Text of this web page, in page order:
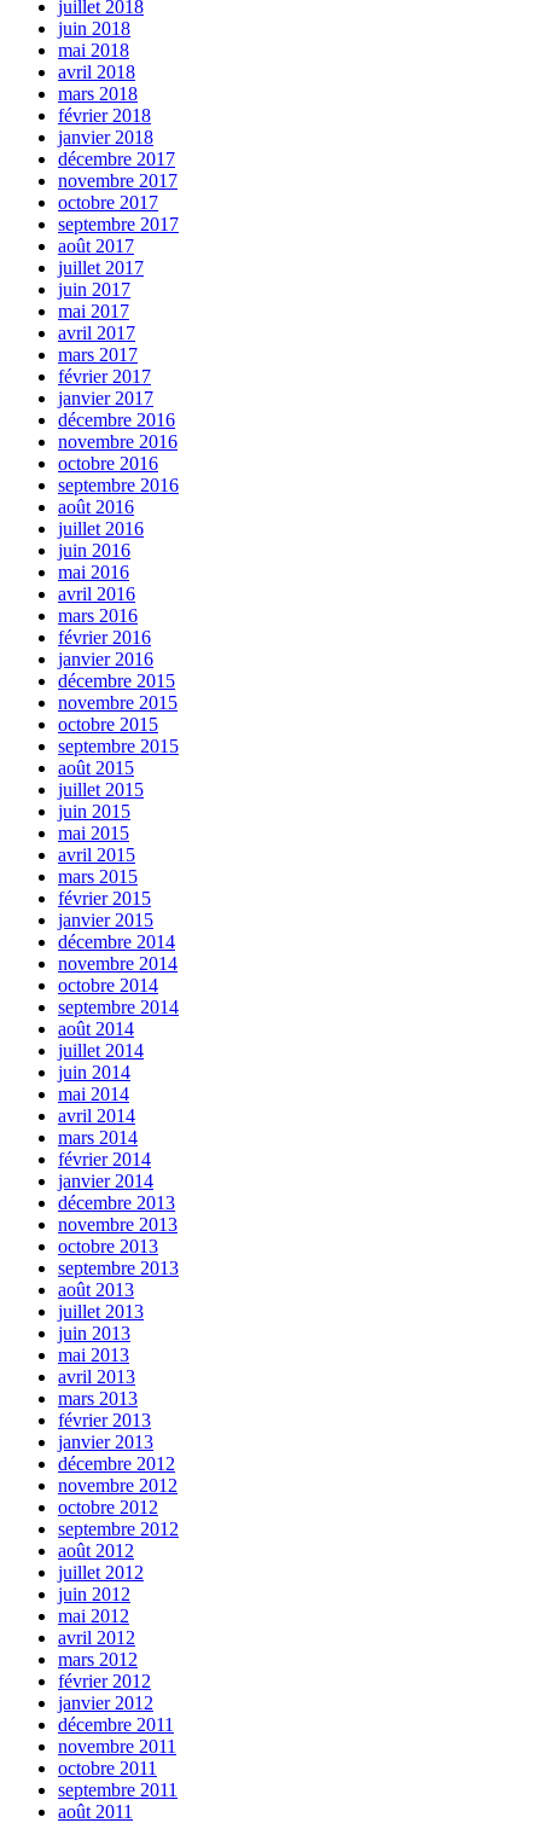
juillet 2018
juin 2018
mai 2018
avril 2018
mars 2018
février 2018
janvier 2018
décembre 2017
novembre 2017
octobre 2017
septembre 2017
août 2017
juillet 2017
juin 2017
mai 2017
avril 2017
mars 2017
février 2017
janvier 2017
décembre 2016
novembre 2016
octobre 2016
septembre 2016
août 2016
juillet 2016
juin 2016
mai 2016
avril 2016
mars 2016
février 2016
janvier 2016
décembre 2015
novembre 2015
octobre 2015
septembre 2015
août 2015
juillet 2015
juin 2015
mai 2015
avril 2015
mars 2015
février 2015
janvier 2015
décembre 2014
novembre 2014
octobre 2014
septembre 2014
août 2014
juillet 2014
juin 2014
mai 2014
avril 2014
mars 2014
février 2014
janvier 2014
décembre 2013
novembre 2013
octobre 2013
septembre 2013
août 2013
juillet 2013
juin 2013
mai 2013
avril 2013
mars 2013
février 2013
janvier 2013
décembre 2012
novembre 2012
octobre 2012
septembre 2012
août 2012
juillet 2012
juin 2012
mai 2012
avril 2012
mars 2012
février 2012
janvier 2012
décembre 2011
novembre 2011
octobre 2011
septembre 2011
août 2011